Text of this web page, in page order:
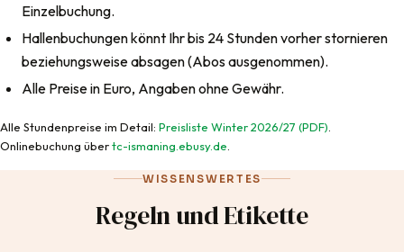
Einzelbuchung.
Hallenbuchungen könnt Ihr bis 24 Stunden vorher stornieren
beziehungsweise absagen (Abos ausgenommen).
Alle Preise in Euro, Angaben ohne Gewähr.
Alle Stundenpreise im Detail: Preisliste Winter 2026/27 (PDF)
Onlinebuchung übertc-ismaning.ebusy.de
WISSENSWERTES
Regeln und Etikette